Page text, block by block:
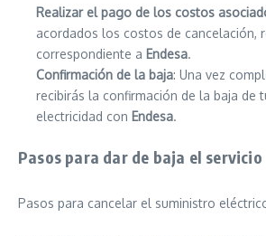
Realizar el pago de los costos
acordados los costos de cancelación,
correspondiente a Endesa.
Confirmación de la baja: Una vez
recibirás la confirmación de la baja de
electricidad con Endesa.
Pasos para dar de baja el
Pasos para cancelar el suministro